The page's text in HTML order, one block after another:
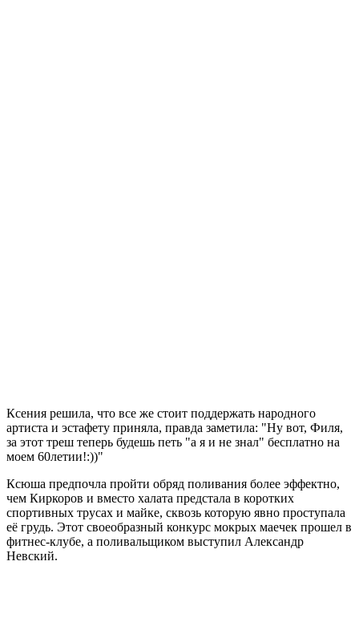
Ксения решила, что все же стоит поддержать народного
артиста и эстафету приняла, правда заметила: "Ну вот, Филя,
за этот треш теперь будешь петь "а я и не знал" бесплатно на
моем 60летии!:))"
Ксюша предпочла пройти обряд поливания более эффектно,
чем Киркоров и вместо халата предстала в коротких
спортивных трусах и майке, сквозь которую явно проступала
её грудь. Этот своеобразный конкурс мокрых маечек прошел в
фитнес-клубе, а поливальщиком выступил Александр
Невский.